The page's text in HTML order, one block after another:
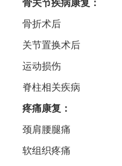
骨关节疾病康复‌：
骨折术后
关节置换术后
运动损伤
脊柱相关疾病
疼痛康复‌：
颈肩腰腿痛
软组织疼痛